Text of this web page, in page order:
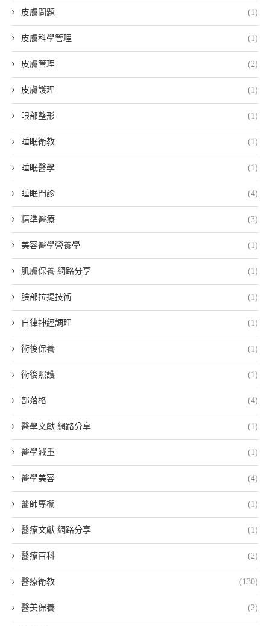
皮膚問題 (1)
皮膚科學管理 (1)
皮膚管理 (2)
皮膚護理 (1)
眼部整形 (1)
睡眠衛教 (1)
睡眠醫學 (1)
睡眠門診 (4)
精準醫療 (3)
美容醫學營養學 (1)
肌膚保養 網路分享 (1)
臉部拉提技術 (1)
自律神經調理 (1)
術後保養 (1)
術後照護 (1)
部落格 (4)
醫學文獻 網路分享 (1)
醫學減重 (1)
醫學美容 (4)
醫師專欄 (1)
醫療文獻 網路分享 (1)
醫療百科 (2)
醫療衛教 (130)
醫美保養 (2)